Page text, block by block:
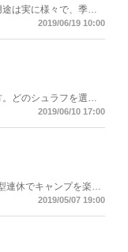
は実に様々で、季節
2019/06/19 10:00
どのシュラフを選べ
あなたの求めているシ
2019/06/10 17:00
メンテナンスやお手入
2019/05/07 19:00